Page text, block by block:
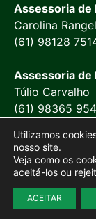
Assessoria de
Carolina Rangel
(61) 98128
Assessoria de
Túlio Carvalho
(61) 98365
Site
Utilizamos
nosso site.
Veja como os
aceitá-los ou
ACEITAR